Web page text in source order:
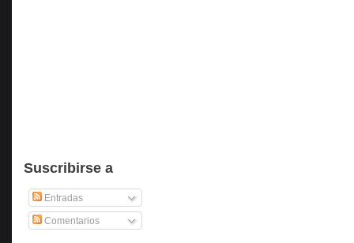
Suscribirse a
Entradas
Comentarios